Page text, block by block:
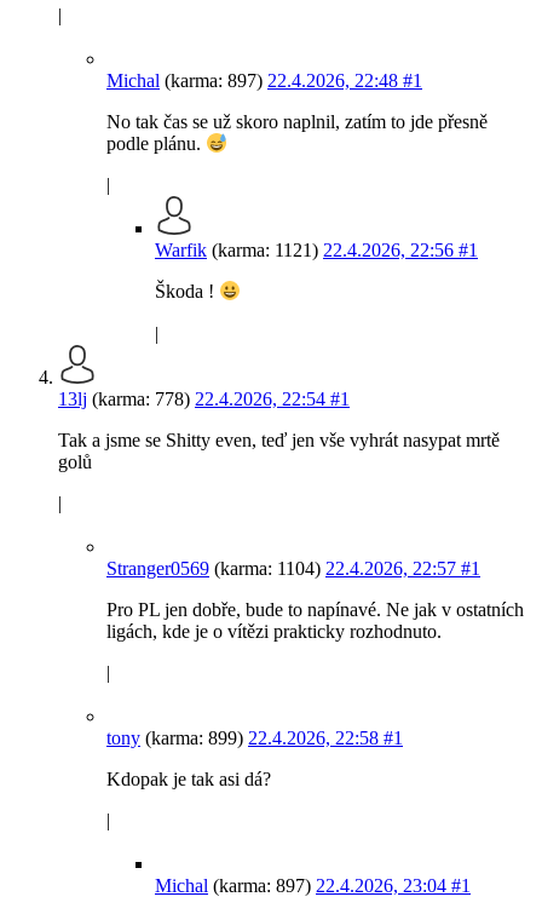
|
Michal (karma: 897) 22.4.2026, 22:48 #1
No tak čas se už skoro naplnil, zatím to jde přesně
podle plánu.
|
Warfik (karma: 1121) 22.4.2026, 22:56 #1
Škoda !
|
13lj (karma: 778) 22.4.2026, 22:54 #1
Tak a jsme se Shitty even, teď jen vše vyhrát nasypat mrtě
golů
|
Stranger0569 (karma: 1104) 22.4.2026, 22:57 #1
Pro PL jen dobře, bude to napínavé. Ne jak v ostatních
ligách, kde je o vítězi prakticky rozhodnuto.
|
tony (karma: 899) 22.4.2026, 22:58 #1
Kdopak je tak asi dá?
|
Michal (karma: 897) 22.4.2026, 23:04 #1